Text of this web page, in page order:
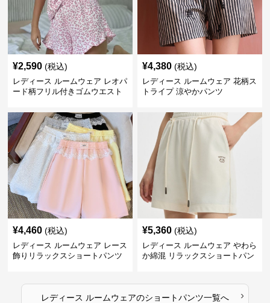
¥2,590 (税込)
レディース ルームウェア レオパ
ード柄フリル付きゴムウエスト
¥4,380 (税込)
レディース ルームウェア 花柄ス
トライプ 涼やかパンツ
¥4,460 (税込)
レディース ルームウェア レース
飾りリラックスショートパンツ
¥5,360 (税込)
レディース ルームウェア やわら
か綿混 リラックスショートパン
レディース ルームウェアのショートパンツ一覧へ ›